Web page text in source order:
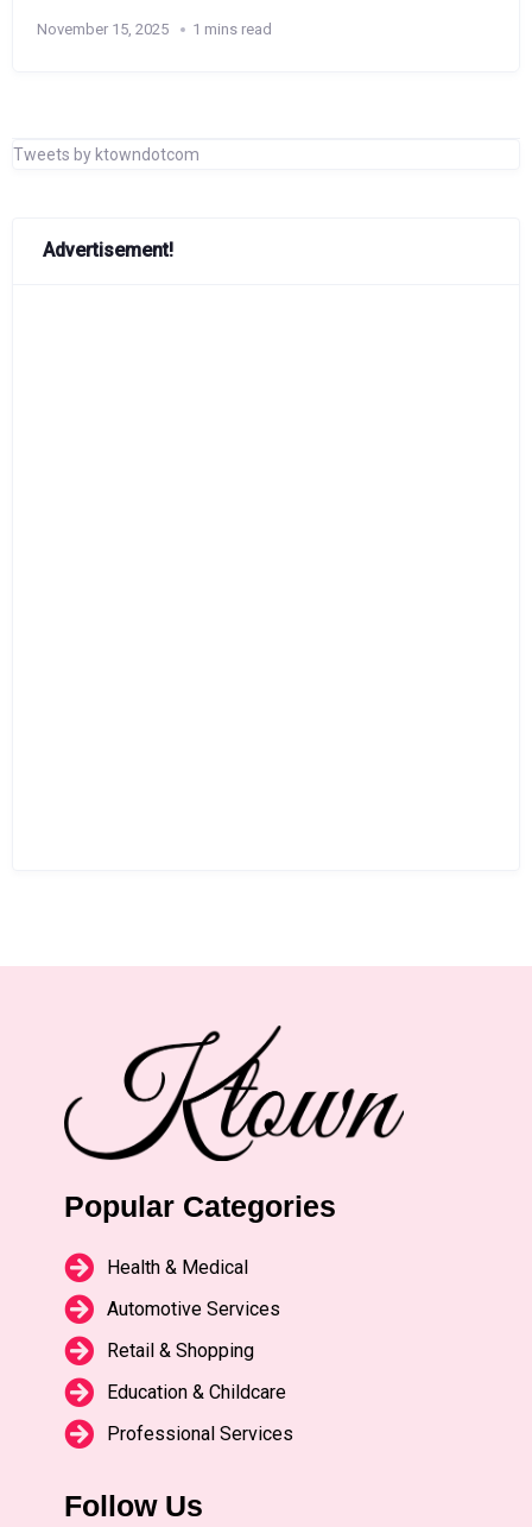
November 15, 2025 1 mins read
Tweets by ktowndotcom
Advertisement!
Popular Categories
Health & Medical
Automotive Services
Retail & Shopping
Education & Childcare
Professional Services
Follow Us